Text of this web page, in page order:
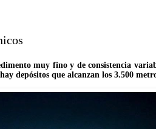
muy fino y de consistencia
depósitos que alcanzan los 3.500